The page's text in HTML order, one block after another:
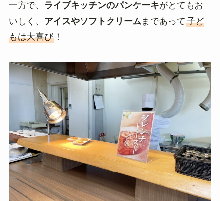
一方で、 ライブキッチンのパンケーキがとてもお
いしく、 アイスやソフトクリームまであって子ど
もは大喜び！